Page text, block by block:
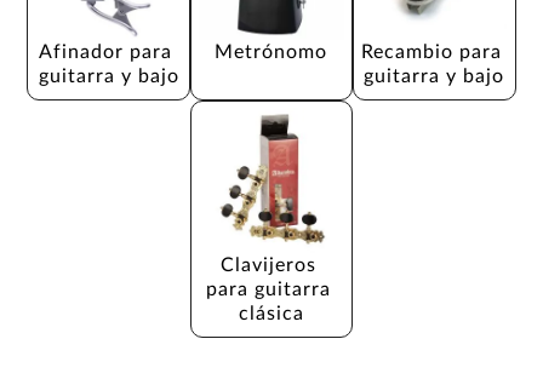
Afinador para
guitarra y bajo
Metrónomo
Recambio para
guitarra y bajo
Clavijeros
para guitarra
clásica